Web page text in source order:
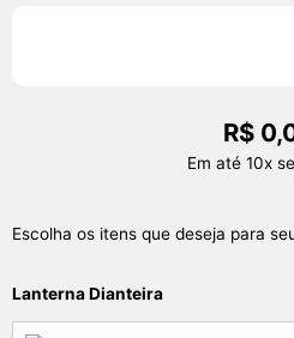
R$
Em até 10x
Escolha os itens que deseja para
Lanterna Dianteira